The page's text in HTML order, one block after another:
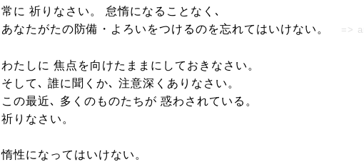
常に 祈りなさい。 怠惰になることなく､
あなたがたの防備・よろいをつけるのを忘れてはいけない。
=>
わたしに 焦点を向けたままにしておきなさい。
そして､ 誰に聞くか､ 注意深くありなさい。
この最近､ 多くのものたちが 惑わされている。
祈りなさい。
惰性になってはいけない。